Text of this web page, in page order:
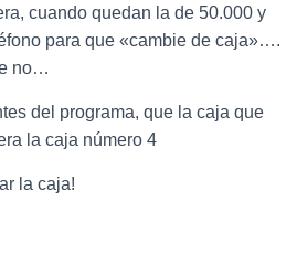
cuando quedan la de 50.000 y
para que «cambie de caja»….
no…
del programa, que la caja que
la caja número 4
la caja!